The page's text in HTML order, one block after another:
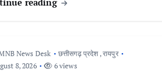
reading
News Desk छत्तीसगढ़ प्रदेश ,रायपुर
8, 2026
6 views